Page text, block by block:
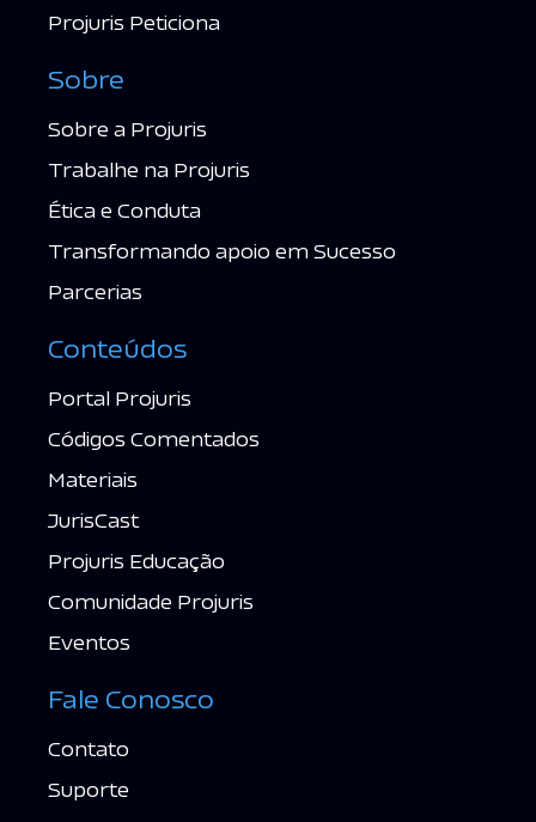
Projuris Peticiona
Sobre
Sobre a Projuris
Trabalhe na Projuris
Ética e Conduta
Transformando apoio em Sucesso
Parcerias
Conteúdos
Portal Projuris
Códigos Comentados
Materiais
JurisCast
Projuris Educação
Comunidade Projuris
Eventos
Fale Conosco
Contato
Suporte